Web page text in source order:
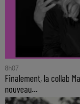
8h07
Finalement, la collab
nouveau...